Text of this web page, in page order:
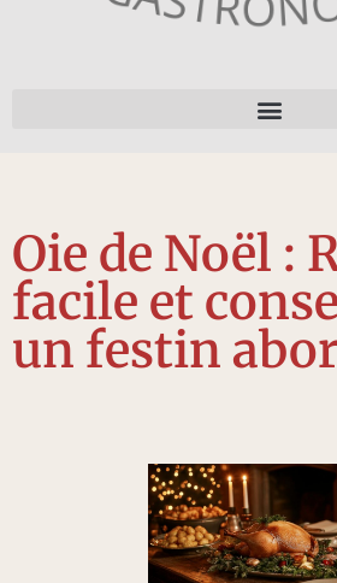
Oie de Noël :
facile et
un festin